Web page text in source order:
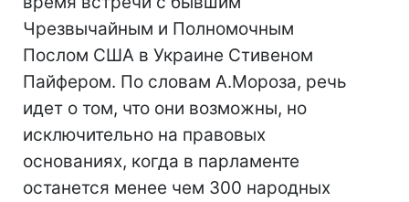
Чрезвычайным и Полномочным
Послом США в Украине Стивеном
Пайфером. По словам А.Мороза, речь
идет о том, что они возможны, но
исключительно на правовых
основаниях, когда в парламенте
останется менее чем 300 народных